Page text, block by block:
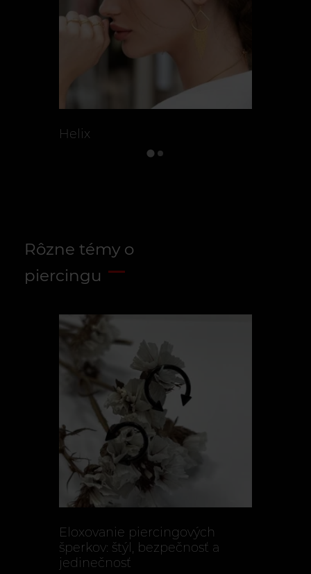
Helix
Rôzne témy o
piercingu
Eloxovanie piercingových
šperkov: štýl, bezpečnosť a
jedinečnosť